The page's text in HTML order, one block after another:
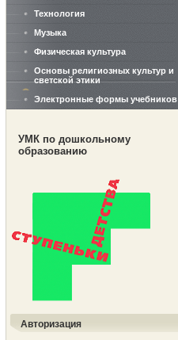
Технология
Музыка
Физическая культура
Основы религиозных культур и
светской этики
Электронные формы учебников
УМК по дошкольному
образованию
Авторизация